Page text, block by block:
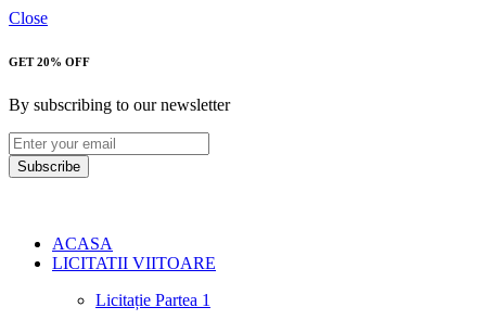
Close
GET 20% OFF
By subscribing to our newsletter
Subscribe
ACASA
LICITATII VIITOARE
Licitație Partea 1